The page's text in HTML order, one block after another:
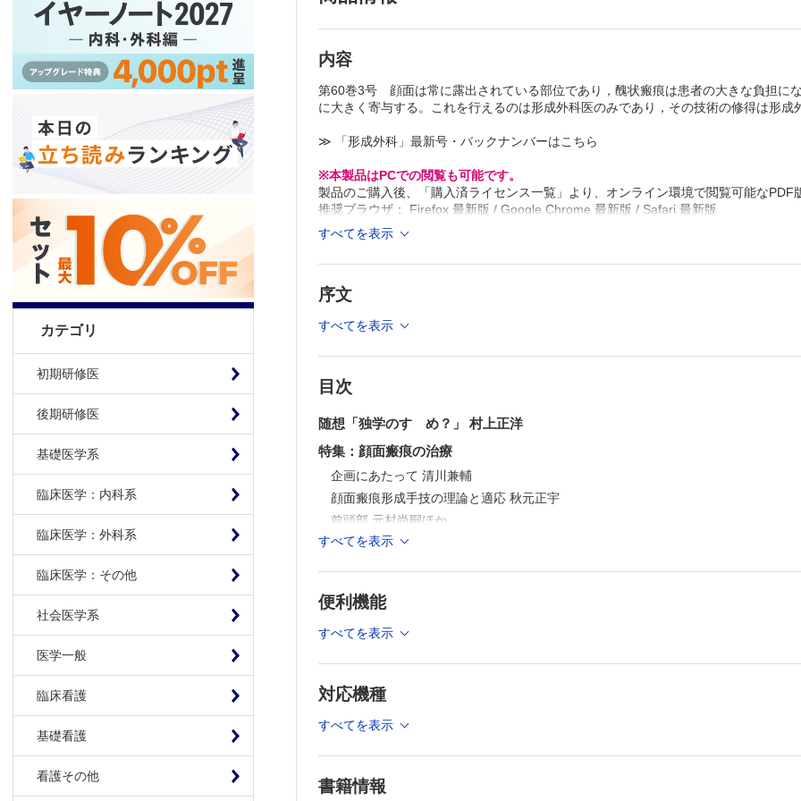
カテゴリ
初期研修医
後期研修医
基礎医学系
臨床医学：内科系
臨床医学：外科系
臨床医学：その他
社会医学系
医学一般
臨床看護
基礎看護
看護その他
内容
第60巻3号 顔面は常に露出されている部位であり，醜状瘢痕は患者の大きな負担に
に大きく寄与する。これを行えるのは形成外科医のみであり，その技術の修得は形成
≫ 「形成外科」最新号・バックナンバーはこちら
※本製品はPCでの閲覧も可能です。
製品のご購入後、「購入済ライセンス一覧」より、オンライン環境で閲覧可能なPDF
推奨ブラウザ： Firefox 最新版 / Google Chrome 最新版 / Safari 最新版
すべてを表示
序文
すべてを表示
目次
随想「独学のすゝめ？」 村上正洋
特集：顔面瘢痕の治療
企画にあたって 清川兼輔
顔面瘢痕形成手技の理論と適応 秋元正宇
前頭部 元村尚嗣ほか
眼瞼部 林 礼人ほか
鼻部（鼻根部を含む） 親松 宏ほか
レーザー治療 大城貴史ほか
連載：形成外科Topics！
韓国形成外科学会創立50周年記念学術集会とMOU締結 清川兼輔
連載：形成外科NEXT─次世代の本音─
(27)獨協医科大学 形成外科学教室 福田憲翁
すべてを表示
便利機能
すべてを表示
対応機種
すべてを表示
書籍情報